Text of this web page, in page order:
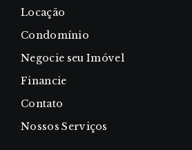
Locação
Condomínio
Negocie seu Imóvel
Financie
Contato
Nossos Serviços